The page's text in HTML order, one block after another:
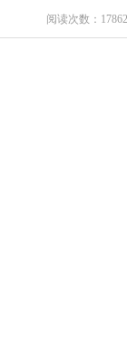
阅读次数：17862